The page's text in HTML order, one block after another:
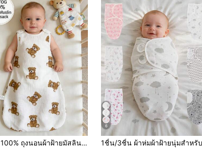
100% ถุงนอนผ้าฝ้ายมัสลินนุ่มและระบายอากาศได้ดีสำหรับทารก, ถุงนอนแขนกุดสำหรับฤดูใบไม้ผลิและฤดูร้อน, ลายหมีน่ารัก, เหมาะสำหรับ 0-18 เดือน
6